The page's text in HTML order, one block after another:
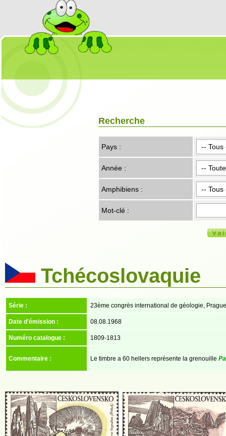
Recherche
Pays :
Année :
Amphibiens :
Mot-clé :
Tchécoslovaquie
Série : 23ème congrès international de géologie, Prague
Date d'émission : 08.08.1968
Numéro catalogue : 1809-1813
Commentaire : Le timbre a 60 hellers représente la grenouille